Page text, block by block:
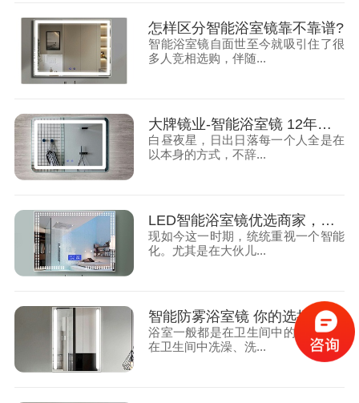
怎样区分智能浴室镜靠不靠谱?
智能浴室镜自面世至今就吸引住了很
多人竞相选购，伴随...
大牌镜业-智能浴室镜 12年老品牌
白昼夜星，日出日落每一个人全是在
以本身的方式，不辞...
LED智能浴室镜优选商家，等你宠！
现如今这一时期，统统重视一个智能
化。尤其是在大伙儿...
智能防雾浴室镜 你的选择 你的需要！
浴室一般都是在卫生间中的，住户会
在卫生间中冼澡、洗...